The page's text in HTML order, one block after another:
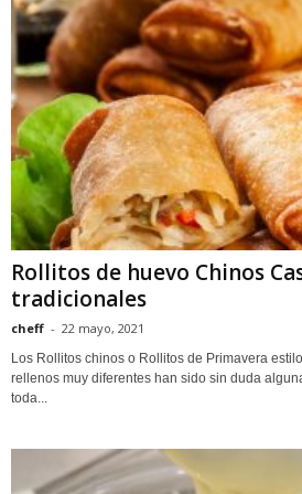
Rollitos de huevo Chinos
tradicionales
cheff - 22 mayo, 2021
Los Rollitos chinos o Rollitos de Primavera
rellenos muy diferentes han sido sin duda
toda...